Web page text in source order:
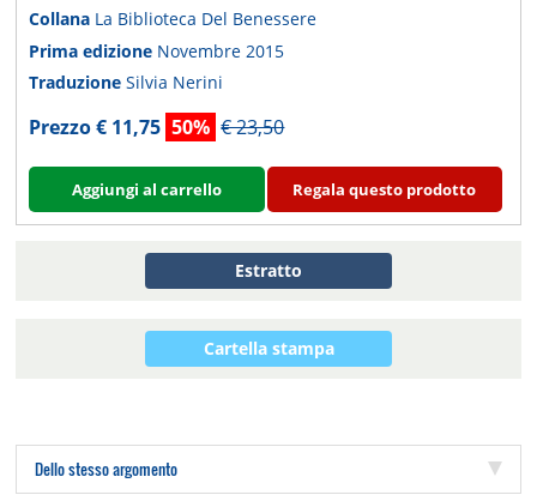
Collana La Biblioteca Del Benessere
Prima edizione Novembre 2015
TraduzioneSilvia Nerini
Prezzo € 11,75 50% € 23,50
Aggiungi al carrello Regala questo prodotto
Estratto
Cartella stampa
Dello stesso argomento